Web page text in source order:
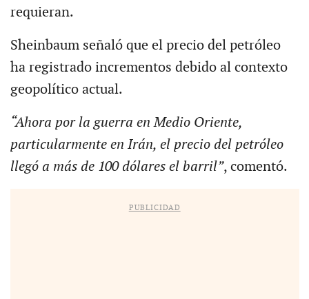
requieran.
Sheinbaum señaló que el precio del petróleo
ha registrado incrementos debido al contexto
geopolítico actual.
“Ahora por la guerra en Medio Oriente,
particularmente en Irán, el precio del petróleo
llegó a más de 100 dólares el barril”, comentó.
PUBLICIDAD